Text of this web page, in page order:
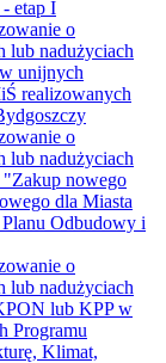
etap I
o
lub nadużyciach
unijnych
realizowanych
o
lub nadużyciach
nowego
dla Miasta
Odbudowy i
o
lub nadużyciach
lub KPP w
Programu
Klimat,